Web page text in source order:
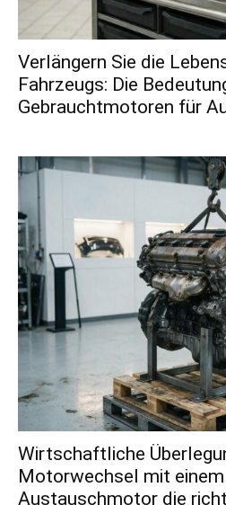
Verlängern Sie die
Fahrzeugs: Die
Gebrauchtmotoren für
Wirtschaftliche
Motorwechsel mit
Austauschmotor die